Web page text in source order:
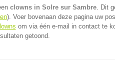
clowns in Solre sur Sambre. Dit
). Voer bovenaan deze pagina uw
om via één e-mail in contact te
getoond.